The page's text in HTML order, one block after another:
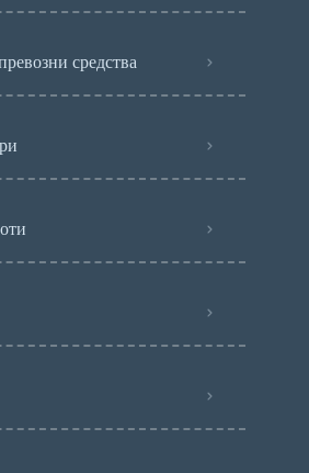
средства